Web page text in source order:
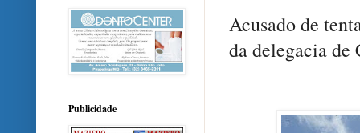
Acusado de
da delegacia de
Publicidade